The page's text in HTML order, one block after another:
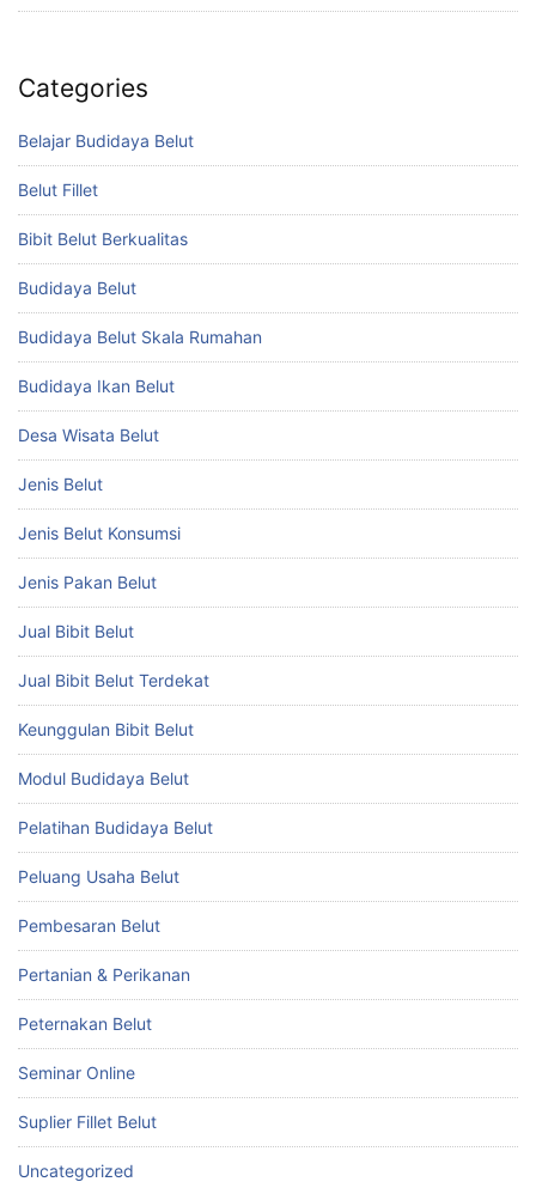
Categories
Belajar Budidaya Belut
Belut Fillet
Bibit Belut Berkualitas
Budidaya Belut
Budidaya Belut Skala Rumahan
Budidaya Ikan Belut
Desa Wisata Belut
Jenis Belut
Jenis Belut Konsumsi
Jenis Pakan Belut
Jual Bibit Belut
Jual Bibit Belut Terdekat
Keunggulan Bibit Belut
Modul Budidaya Belut
Pelatihan Budidaya Belut
Peluang Usaha Belut
Pembesaran Belut
Pertanian & Perikanan
Peternakan Belut
Seminar Online
Suplier Fillet Belut
Uncategorized